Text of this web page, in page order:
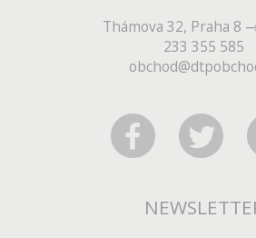
Thámova 32, Praha 8
233 355 585